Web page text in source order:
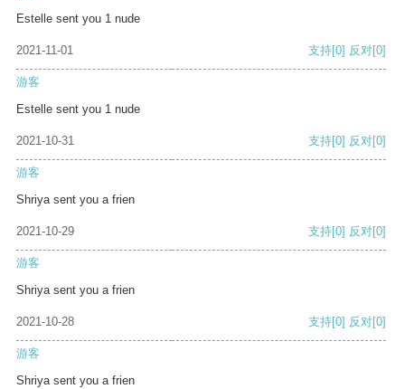
Estelle sent you 1 nude
2021-11-01 支持[0] 反对[0]
游客
Estelle sent you 1 nude
2021-10-31 支持[0] 反对[0]
游客
Shriya sent you a frien
2021-10-29 支持[0] 反对[0]
游客
Shriya sent you a frien
2021-10-28 支持[0] 反对[0]
游客
Shriya sent you a frien